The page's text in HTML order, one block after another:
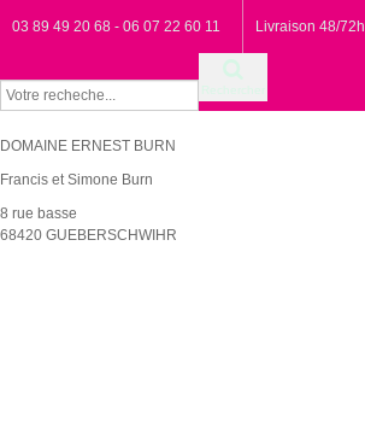
03 89 49 20 68 - 06 07 22 60 11 Livraison 48/72h
Rechercher
DOMAINE ERNEST BURN
Francis et Simone Burn
8 rue basse
68420 GUEBERSCHWIHR